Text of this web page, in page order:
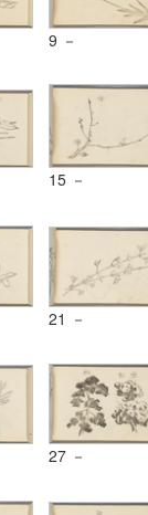
9 －
15 －
21 －
27 －